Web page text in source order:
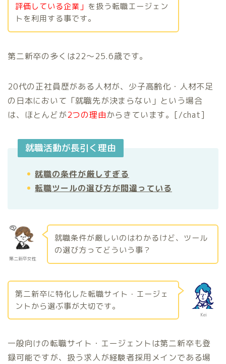
評価している企業」 を扱う転職エージェン
トを利用する事です。
第二新卒の多くは22〜25.6歳です。
20代の正社員歴がある人材が、少子高齢化・人材不足
の日本において「就職先が決まらない」という場合
は、ほとんどが2つの理由からきています。[/chat]
就職活動が長引く理由
就職の条件が厳しすぎる
転職ツールの選び方が間違っている
第二新卒女性
就職条件が厳しいのはわかるけど、ツール
の選び方ってどういう事？
Kei
第二新卒に特化した転職サイト・エージェ
ントから選ぶ事が大切です。
一般向けの転職サイト・エージェントは第二新卒も登
録可能ですが、扱う求人が経験者採用メインである場